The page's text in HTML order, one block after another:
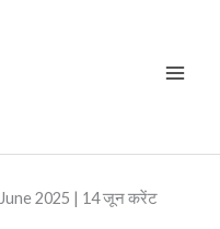
2025 | 14 जून करेंट